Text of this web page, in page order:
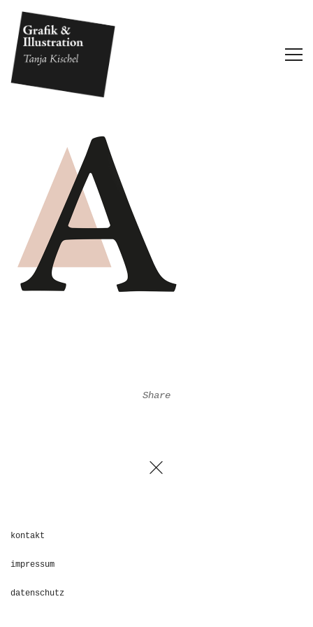
Share
kontakt
impressum
datenschutz